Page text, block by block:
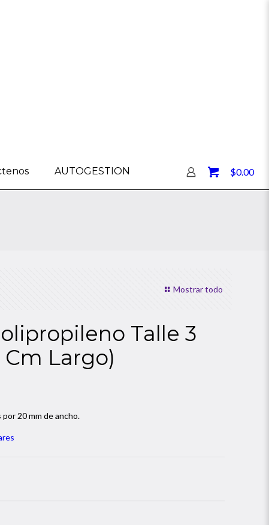
AUTOGESTION $0.00
Mostrar todo
Talle 3
Largo)
20 mm de ancho.